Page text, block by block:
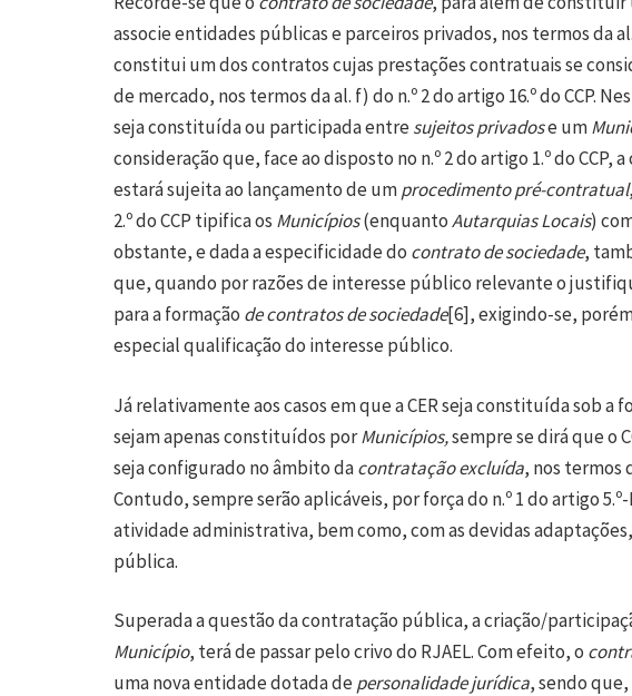
associe entidades públicas e parceiros privados, nos termos da al.
constitui um dos contratos cujas prestações contratuais se
de mercado, nos termos da al. f) do n.º 2 do artigo 16.º do CCP.
seja constituída ou participada entresujeitos privadose um
consideração que, face ao disposto no n.º 2 do artigo 1.º do CCP,
estará sujeita ao lançamento de umprocedimento pré-contratual
2.º do CCP tipifica os Municípios(enquantoAutarquias Locais)
obstante, e dada a especificidade do contrato de sociedade,
que, quando por razões de interesse público relevante o
para a formação de contratos de sociedade[6], exigindo-se,
especial qualificação do interesse público.
Já relativamente aos casos em que a CER seja constituída sob a
sejam apenas constituídos porMunicípios,sempre se dirá que o
seja configurado no âmbito dacontratação excluída, nos termos
Contudo, sempre serão aplicáveis, por força do n.º 1 do artigo
atividade administrativa, bem como, com as devidas
pública.
Superada a questão da contratação pública, a criação/
Município, terá de passar pelo crivo do RJAEL. Com efeito, o
uma nova entidade dotada depersonalidade jurídica, sendo que,